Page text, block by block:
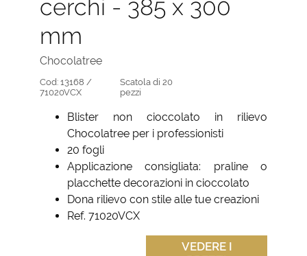
cerchi - 385 x 300
mm
Chocolatree
Cod: 13168 /
71020VCX
Scatola di 20
pezzi
Blister non cioccolato in rilievo
Chocolatree per i professionisti
20 fogli
Applicazione consigliata: praline o
placchette decorazioni in cioccolato
Dona rilievo con stile alle tue creazioni
Ref. 71020VCX
VEDERE I